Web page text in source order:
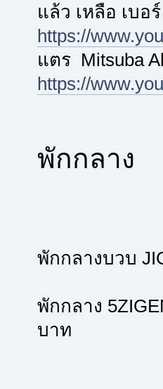
แล้ว เหลือ เบอ
https://
แตร Mitsuba
https://
พักกลาง
พักกลางบวบ
พักกลาง
บาท